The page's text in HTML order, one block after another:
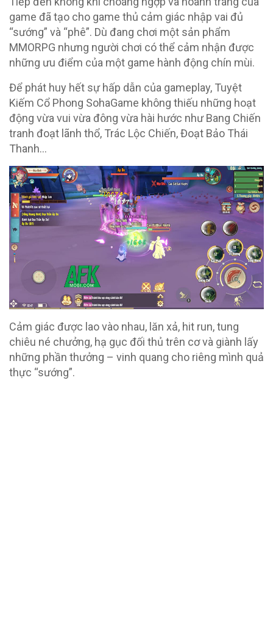
game đã tạo cho game thủ cảm giác nhập vai đủ
“sướng” và “phê”. Dù đang chơi một sản phẩm
MMORPG nhưng người chơi có thể cảm nhận được
những ưu điểm của một game hành động chín mùi.
Để phát huy hết sự hấp dẫn của gameplay, Tuyệt
Kiếm Cổ Phong SohaGame không thiếu những hoạt
động vừa vui vừa đông vừa hài hước như Bang Chiến
tranh đoạt lãnh thổ, Trác Lộc Chiến, Đoạt Bảo Thái
Thanh…
Cảm giác được lao vào nhau, lăn xả, hit run, tung
chiêu né chưởng, hạ gục đối thủ trên cơ và giành lấy
những phần thưởng – vinh quang cho riêng mình quả
thực “sướng”.